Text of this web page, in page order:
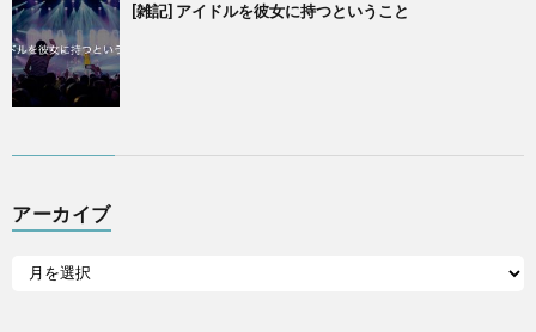
[雑記] アイドルを彼女に持つということ
アーカイブ